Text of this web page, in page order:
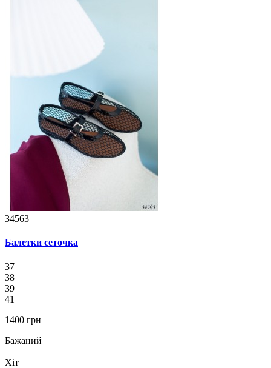
34563
Балетки сеточка
37
38
39
41
1400 грн
Бажаний
Хіт